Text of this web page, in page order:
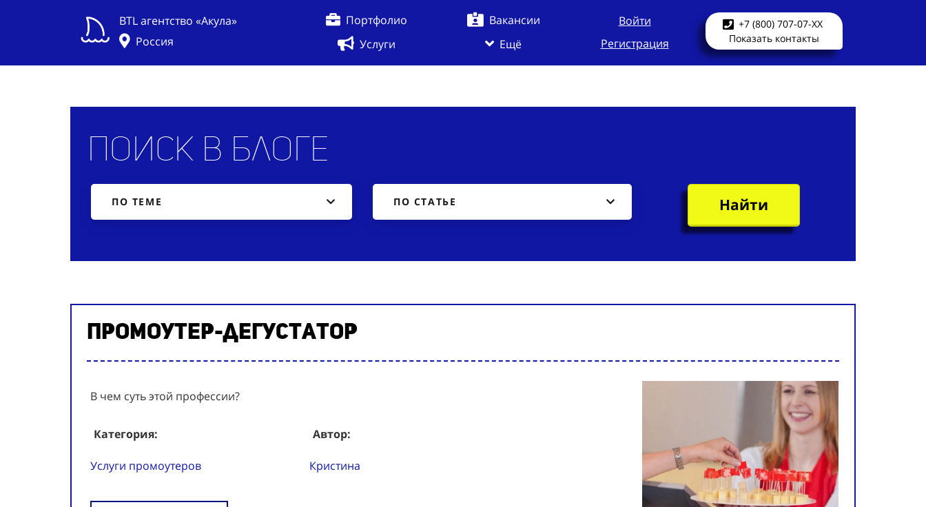
BTL агентство «Акула»
Россия
Портфолио
Вакансии
Услуги
Ещё
Войти
Регистрация
+7 (800) 707-07-XX
Показать контакты
Поиск в блоге
ПО ТЕМЕ ПО СТАТЬЕ Найти
Промоутер-дегустатор
В чем суть этой профессии?
Категория:
Услуги промоутеров
Автор:
Кристина